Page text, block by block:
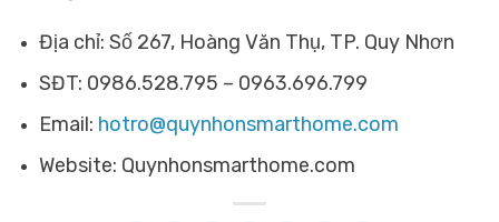
Địa chỉ: Số 267, Hoàng Văn Thụ, TP. Quy Nhơn
SĐT: 0986.528.795 – 0963.696.799
Email: hotro@quynhonsmarthome.com
Website: Quynhonsmarthome.com